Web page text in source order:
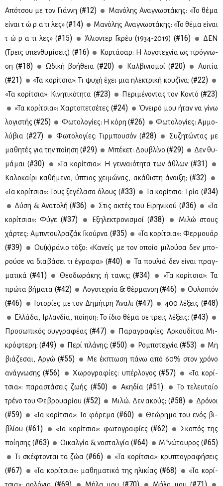
Από­τσου με τον Γιάν­νη (#12)
Μα­νό­λης Ανα­γνω­στά­κης: «Το θέ­μα
εί­ναι τ ώ ρ α τι λες» (#14)
Μα­νό­λης Ανα­γνω­στά­κης: «Το θέ­μα εί­ναι
τ ώ ρ α τι λες» (#15) Άλισ­ντερ Γκρέυ (1934-2019) (#16)
ΔEN
(Τρεις υπεν­θυ­μί­σεις) (#16)
Κορ­τά­σαρ: Η λο­γο­τε­χνία ως πρό­γνω­
ση (#18) Ωδι­κή βο­ή­θεια (#20) Καλ­βι­νι­σμοί (#20)
Aσι­τία
(#21) «Τα κο­ρί­τσια»: Τι ψυ­χή έχει μια ηλε­κτρι­κή κου­ζί­να; (#22)
«Τα κο­ρί­τσια»: Κι­νη­τι­κό­τη­τα (#23) Πε­ρι­μέ­νο­ντας τον Κο­ντό (#23)
«Τα κο­ρί­τσια»: Χαρ­το­πε­τσέ­τες (#24)
Όνει­ρό μου ήταν να γί­νω
λο­γι­στής (#25) Φω­το­λο­γί­ες: Η κό­ρη (#26)
Φω­το­λο­γί­ες: Αμ­μο­
λύ­βια (#27) Φω­το­λο­γί­ες: Τιρ­μπου­σόν (#28)
Συ­ζη­τώ­ντας με
μα­θη­τές για την ποί­η­ση (#29) Μπέ­κετ: Δου­βλί­νο (#29)
Δεν θυ­
μά­μαι (#30) «Τα κο­ρί­τσια»: Η γεν­ναιό­τη­τα των άθλων (#31)
Kα­λο­καί­ρι κα­θή­με­νο, ύπτιος χει­μώ­νας, ακά­θι­στη άνοι­ξη; (#32)
«Τα κο­ρί­τσια»: Τους ξε­γέ­λα­σα όλους (#33) Τα κο­ρί­τσια: Τρία (#34)
Δύ­ση & Ανα­το­λή (#36) Στις ακτές του Ει­ρη­νι­κού (#36)
«Τα
κο­ρί­τσια»: Φύ­γε (#37) Εξη­λε­κτρο­νι­σμοί (#38)
Μι­λώ στους
χάρ­τες: Αμπ­ντουλ­ρα­ζάκ Γκούρ­να (#35)
«Τα κο­ρί­τσια»: Φερ­μουάρ
(#39)
Ου(κ)ρά­νιο τό­ξο: «Κα­νείς με τον οποίο μι­λού­σα δεν μπο­
ρού­σε να δια­βά­σει τι έγρα­φα» (#40)
Τα που­λιά δεν εί­ναι πραγ­
μα­τι­κά (#41) Θε­ο­δω­ρά­κης ή τανκς; (#34)
«Τα κο­ρί­τσια»: Τα
πρώ­τα βή­μα­τα (#42) Λο­γο­τε­χνία & θέρ­μαν­ση (#46)
Ου­λοι­πόν
(#46) Ιστο­ρί­ες με τον Δη­μή­τρη Άνα­λι (#47) 400 λέ­ξεις (#48)
Ελ­λά­δα, Ιρ­λαν­δία, ποί­η­ση: Το ίδιο θέ­μα σε τρεις λέ­ξεις; (#43)
Προ­σω­πι­κός συγ­γρα­φέ­ας (#47)
Πα­ρα­γρα­φί­ες: Αρ­κου­δί­τσα Μι­
κρό­φτε­ρη; (#49) Πε­ρί πλά­νης; (#50) Ρο­μπο­τε­χνία (#53)
Μη
βιά­ζε­σαι, Αρ­γώ (#55)
Mε έκ­πτω­ση πά­νω από 60% στον χρό­νο
ανά­γνω­σης (#56) Χω­ρο­γρα­φί­ες: υπέρ­λο­γος (#57)
«Τα κο­ρί­
τσια»: πα­ρα­στά­σεις ζω­ής (#50) Aκη­δία (#51)
Το τε­λευ­ταίο
τρέ­νο του Φε­βρουα­ρί­ου (#52) Μι­λώ. Δεν ακούς; (#58)
Δρό­νοι
(#59) «Τα κο­ρί­τσια»: Το φό­ρε­μα (#60)
Θε­ώ­ρη­μα του ενός βι­
βλί­ου (#61) «Τα κο­ρί­τσια»: φω­το­γρα­φί­ες (#62)
Σκο­πός της
ποί­η­σης (#63) Οι­καλ­γία & νο­σταλ­γία (#64) Μ*νώ­ταυ­ρος (#65)
Tι σκέ­φτο­νται τα ζώα (#66)
«Τα κο­ρί­τσια»: κρυ­πτο­γρα­φή­σεις
(#67) «Τα κο­ρί­τσια»: μα­θη­μα­τι­κά της ηλι­κί­ας (#68)
«Τα κο­ρί­